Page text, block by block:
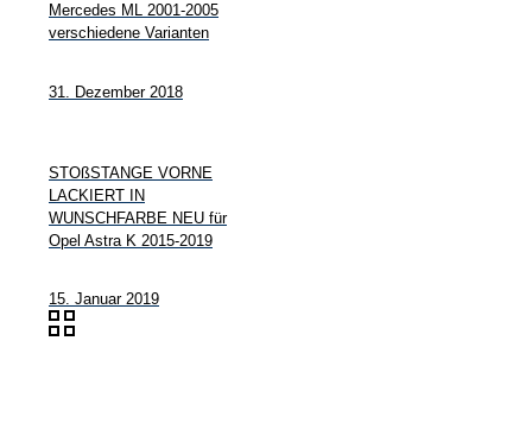
Mercedes ML 2001-2005
verschiedene Varianten
31. Dezember 2018
STOßSTANGE VORNE
LACKIERT IN
WUNSCHFARBE NEU für
Opel Astra K 2015-2019
15. Januar 2019